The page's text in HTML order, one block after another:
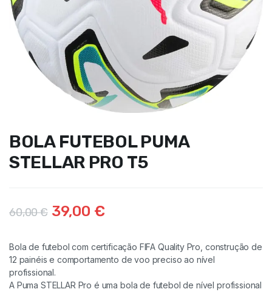
BOLA FUTEBOL PUMA
STELLAR PRO T5
60,00€ 39,00 €
Bola de futebol com certificação FIFA Quality Pro, construção de
12 painéis e comportamento de voo preciso ao nível
profissional.
A Puma STELLAR Pro é uma bola de futebol de nível profissional